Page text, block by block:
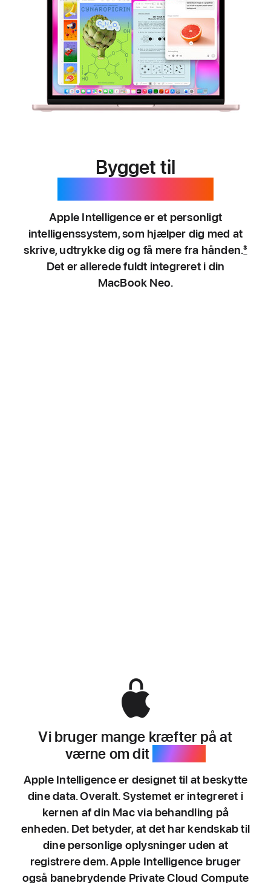
Bygget til
Apple Intelligence er et personligt
intelligenssystem, som hjælper dig med at
skrive, udtrykke dig og få mere fra hånden.3
Det er allerede fuldt integreret i din
MacBook Neo.
Vi bruger mange kræfter på at
værne om ditprivatliv.
Apple Intelligence er designet til at beskytte
dine data. Overalt. Systemet er integreret i
kernen af din Mac via behandling på
enheden. Det betyder, at det har kendskab til
dine personlige oplysninger uden at
registrere dem. Apple Intelligence bruger
også banebrydende Private Cloud Compute